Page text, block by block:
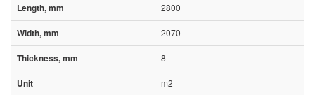
2800
2070
8
m2